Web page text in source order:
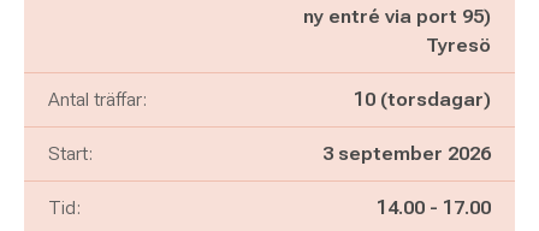
ny entré via port 95)
Tyresö
Antal träffar: 10 (torsdagar)
Start: 3 september 2026
Tid: Pågår mellan
14.00 - och
17.00